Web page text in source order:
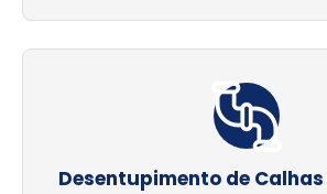
Desentupimento de